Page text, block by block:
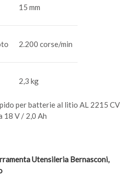
15 mm
2.200 corse/min
2,3 kg
per batterie al litio AL 2215 CV
18 V / 2,0 Ah
Utensileria Bernasconi,